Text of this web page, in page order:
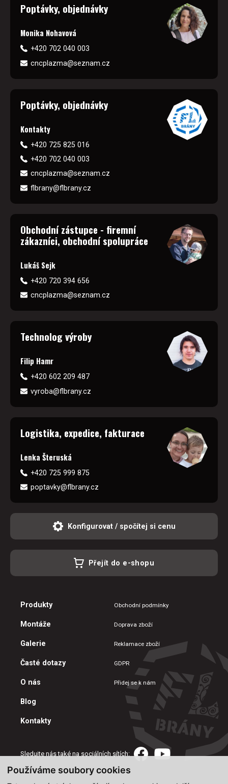
Používáme soubory cookies
Poptávky, objednávky
Monika Nohavová
+420 702 040 003
cncplazma@seznam.cz
Poptávky, objednávky
Kontakty
+420 725 825 016
+420 702 040 003
cncplazma@seznam.cz
flbrany@flbrany.cz
Obchodní zástupce - firemní
zákazníci, obchodní spolupráce
Lukáš Sejk
+420 720 394 656
cncplazma@seznam.cz
Technolog výroby
Filip Hamr
+420 602 209 487
vyroba@flbrany.cz
Logistika, expedice, fakturace
Lenka Šteruská
+420 725 999 875
poptavky@flbrany.cz
Konfigurovat / spočítej si cenu
Přejít do e-shopu
Produkty
Montáže
Galerie
Časté dotazy
O nás
Blog
Kontakty
Obchodní podmínky
Doprava zboží
Reklamace zboží
GDPR
Přidej se k nám
Sledujte nás také na sociálních sítích: